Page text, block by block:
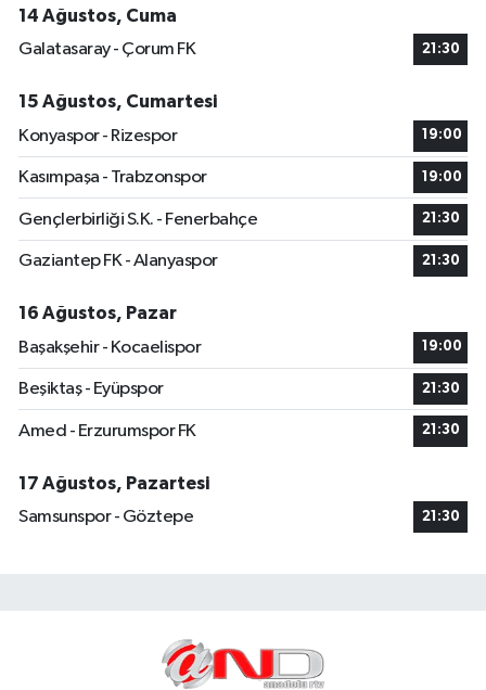
14 Ağustos, Cuma
Galatasaray - Çorum FK
21:30
15 Ağustos, Cumartesi
Konyaspor - Rizespor
19:00
Kasımpaşa - Trabzonspor 19:00
Gençlerbirliği S.K. - Fenerbahçe 21:30
Gaziantep FK - Alanyaspor 21:30
16 Ağustos, Pazar
Başakşehir - Kocaelispor
19:00
Beşiktaş - Eyüpspor 21:30
Amed - Erzurumspor FK 21:30
17 Ağustos, Pazartesi
Samsunspor - Göztepe
21:30